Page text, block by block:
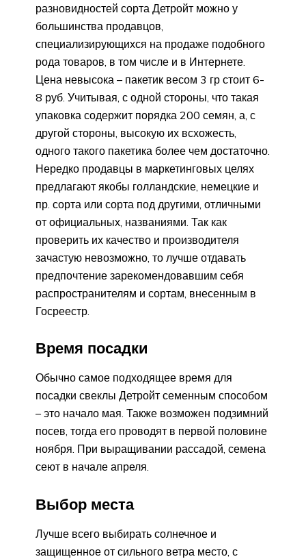
разновидностей сорта Детройт можно у
большинства продавцов,
специализирующихся на продаже подобного
рода товаров, в том числе и в Интернете.
Цена невысока – пакетик весом 3 гр стоит 6-
8 руб. Учитывая, с одной стороны, что такая
упаковка содержит порядка 200 семян, а, с
другой стороны, высокую их всхожесть,
одного такого пакетика более чем достаточно.
Нередко продавцы в маркетинговых целях
предлагают якобы голландские, немецкие и
пр. сорта или сорта под другими, отличными
от официальных, названиями. Так как
проверить их качество и производителя
зачастую невозможно, то лучше отдавать
предпочтение зарекомендовавшим себя
распространителям и сортам, внесенным в
Госреестр.
Время посадки
Обычно самое подходящее время для
посадки свеклы Детройт семенным способом
– это начало мая. Также возможен подзимний
посев, тогда его проводят в первой половине
ноября. При выращивании рассадой, семена
сеют в начале апреля.
Выбор места
Лучше всего выбирать солнечное и
защищенное от сильного ветра место, с